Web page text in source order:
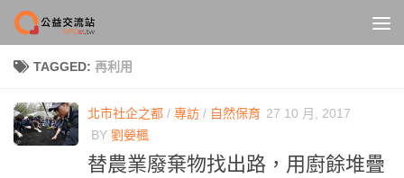
Skip to content
TAGGED: 再利用
北市社企之都 / 專訪 / 自然保育 27 10 月, 2017
BY 劉嫈楓
替農業廢棄物找出路，用廚餘堆疊